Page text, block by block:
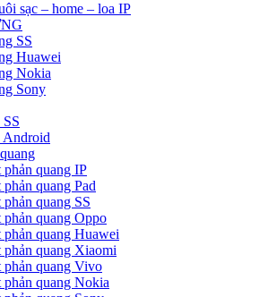
sạc – home – loa IP
SS
Huawei
Nokia
Sony
Android
phản quang IP
quang Pad
quang SS
phản quang Oppo
phản quang Huawei
phản quang Xiaomi
phản quang Vivo
phản quang Nokia